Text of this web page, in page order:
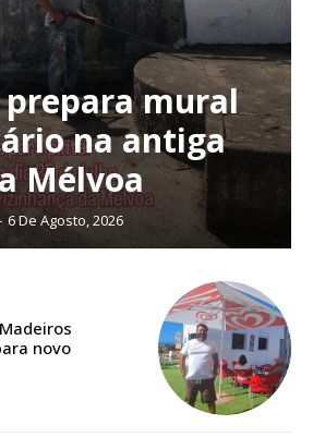
a todos os conteúdos exclusivos e versões
digitais.
o plano de assinatura desejado:
IMPRESSA
32€
entregue à Quinta-feira em sua
prepara mural
na antiga
Mélvoa
6 De Agosto, 2026
novo